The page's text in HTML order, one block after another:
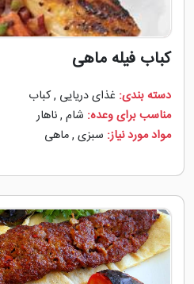
کباب فیله ماهی
دسته بندی: غذای دریایی ,کباب
مناسب برای وعده: شام ,ناهار
مواد مورد نیاز: سبزی ,ماهی